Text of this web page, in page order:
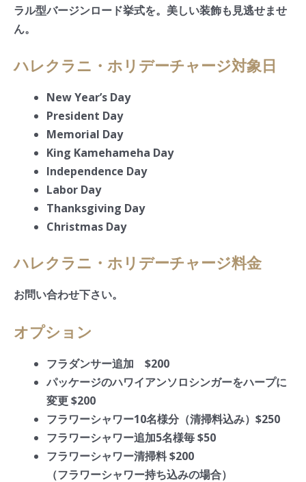
ラル型バージンロード挙式を。美しい装飾も見逃せませ
ん。
ハレクラニ・ホリデーチャージ対象日
New Year’s Day
President Day
Memorial Day
King Kamehameha Day
Independence Day
Labor Day
Thanksgiving Day
Christmas Day
ハレクラニ・ホリデーチャージ料金
お問い合わせ下さい。
オプション
フラダンサー追加 $200
パッケージのハワイアンソロシンガーをハープに
変更 $200
フラワーシャワー10名様分（清掃料込み）$250
フラワーシャワー追加5名様毎 $50
フラワーシャワー清掃料 $200
（フラワーシャワー持ち込みの場合）